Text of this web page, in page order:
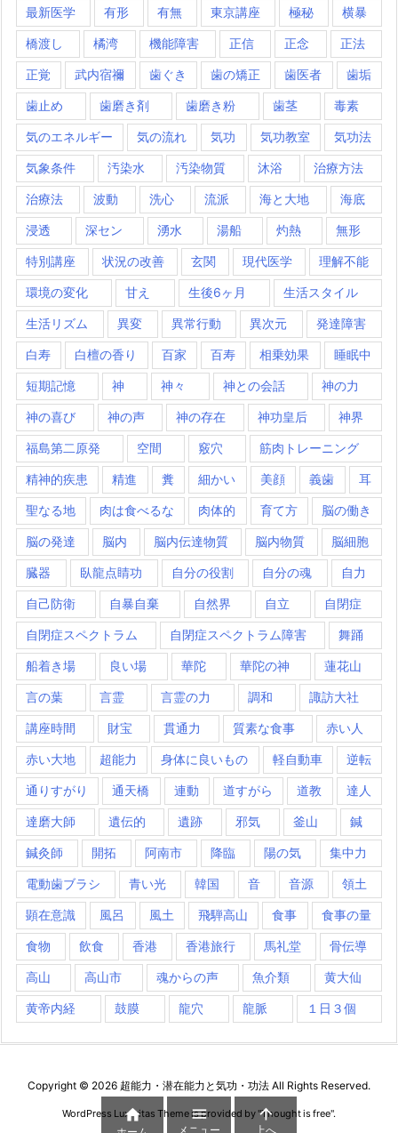
最新医学 有形 有無 東京講座 極秘 横暴
橋渡し 橘湾 機能障害 正信 正念 正法
正覚 武内宿禰 歯ぐき 歯の矯正 歯医者 歯垢
歯止め 歯磨き剤 歯磨き粉 歯茎 毒素
気のエネルギー 気の流れ 気功 気功教室 気功法
気象条件 汚染水 汚染物質 沐浴 治療方法
治療法 波動 洗心 流派 海と大地 海底
浸透 深セン 湧水 湯船 灼熱 無形
特別講座 状況の改善 玄関 現代医学 理解不能
環境の変化 甘え 生後6ヶ月 生活スタイル
生活リズム 異変 異常行動 異次元 発達障害
白寿 白檀の香り 百家 百寿 相乗効果 睡眠中
短期記憶 神 神々 神との会話 神の力
神の喜び 神の声 神の存在 神功皇后 神界
福島第二原発 空間 竅穴 筋肉トレーニング
精神的疾患 精進 糞 細かい 美顔 義歯 耳
聖なる地 肉は食べるな 肉体的 育て方 脳の働き
脳の発達 脳内 脳内伝達物質 脳内物質 脳細胞
臓器 臥龍点睛功 自分の役割 自分の魂 自力
自己防衛 自暴自棄 自然界 自立 自閉症
自閉症スペクトラム 自閉症スペクトラム障害 舞踊
船着き場 良い場 華陀 華陀の神 蓮花山
言の葉 言霊 言霊の力 調和 諏訪大社
講座時間 財宝 貫通力 質素な食事 赤い人
赤い大地 超能力 身体に良いもの 軽自動車 逆転
通りすがり 通天橋 連動 道すがら 道教 達人
達磨大師 遺伝的 遺跡 邪気 釜山 鍼
鍼灸師 開拓 阿南市 降臨 陽の気 集中力
電動歯ブラシ 青い光 韓国 音 音源 領土
顕在意識 風呂 風土 飛騨高山 食事 食事の量
食物 飲食 香港 香港旅行 馬礼堂 骨伝導
高山 高山市 魂からの声 魚介類 黄大仙
黄帝内経 鼓膜 龍穴 龍脈 １日３個
Copyright © 2026 超能力・潜在能力と気功・功法 All Rights Reserved.
WordPress Luxeritas Theme is provided by "Thought is free".
 
メニュー

上へ